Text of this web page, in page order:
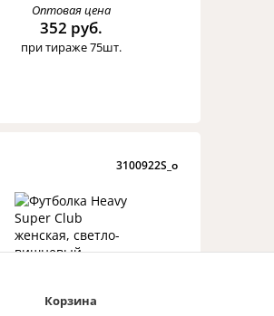
Корзина
Оптовая цена
352 руб.
при тираже 75шт.
3100922S_o
светло-вишневый